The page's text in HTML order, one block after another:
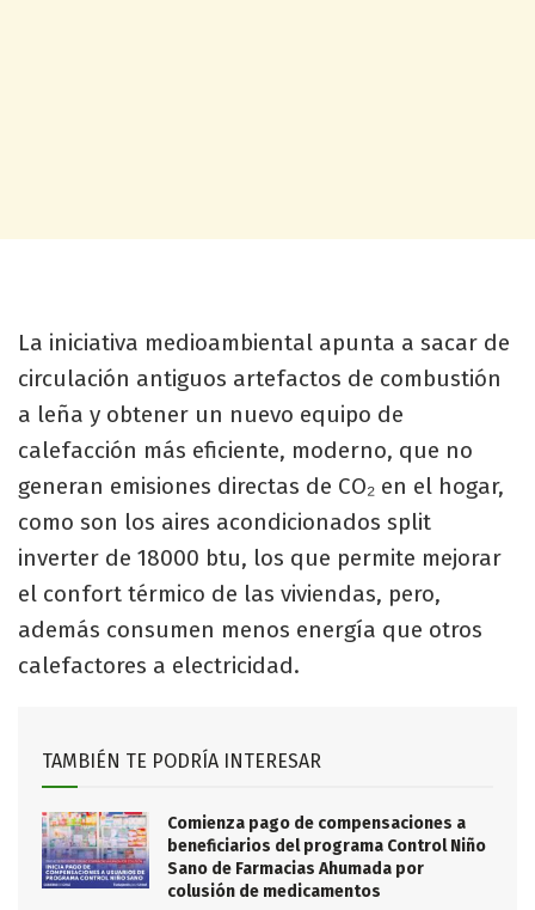
La iniciativa medioambiental apunta a sacar de
circulación antiguos artefactos de combustión
a leña y obtener un nuevo equipo de
calefacción más eficiente, moderno, que no
generan emisiones directas de CO₂ en el hogar,
como son los aires acondicionados split
inverter de 18000 btu, los que permite mejorar
el confort térmico de las viviendas, pero,
además consumen menos energía que otros
calefactores a electricidad.
TAMBIÉN TE PODRÍA INTERESAR
Comienza pago de compensaciones a
beneficiarios del programa Control Niño
Sano de Farmacias Ahumada por
colusión de medicamentos